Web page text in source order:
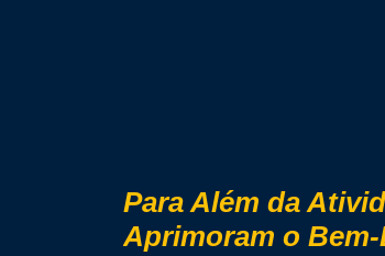
Para Além da
Aprimoram o